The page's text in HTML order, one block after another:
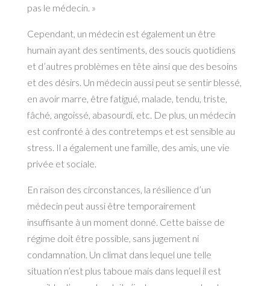
pas le médecin. »
Cependant, un médecin est également un être
humain ayant des sentiments, des soucis quotidiens
et d’autres problèmes en tête ainsi que des besoins
et des désirs. Un médecin aussi peut se sentir blessé,
en avoir marre, être fatigué, malade, tendu, triste,
fâché, angoissé, abasourdi, etc. De plus, un médecin
est confronté à des contretemps et est sensible au
stress. Il a également une famille, des amis, une vie
privée et sociale.
En raison des circonstances, la résilience d’un
médecin peut aussi être temporairement
insuffisante à un moment donné. Cette baisse de
régime doit être possible, sans jugement ni
condamnation. Un climat dans lequel une telle
situation n’est plus taboue mais dans lequel il est